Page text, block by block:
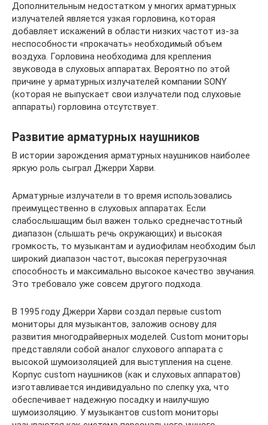
Дополнительным недостатком у многих арматурных
излучателей является узкая горловина, которая
добавляет искажений в области низких частот из-за
неспособности «прокачать» необходимый объем
воздуха. Горловина необходима для крепления
звуковода в слуховых аппаратах. Вероятно по этой
причине у арматурных излучателей компании SONY
(которая не выпускает свои излучатели под слуховые
аппараты) горловина отсутствует.
Развитие арматурных наушников
В истории зарождения арматурных наушников наиболее
яркую роль сыграл Джерри Харви.
Арматурные излучатели в то время использовались
преимущественно в слуховых аппаратах. Если
слабослышащим был важен только среднечастотный
диапазон (слышать речь окружающих) и высокая
громкость, то музыкантам и аудиофилам необходим был
широкий диапазон частот, высокая перегрузочная
способность и максимально высокое качество звучания.
Это требовало уже совсем другого подхода.
В 1995 году Джерри Харви создал первые custom
мониторы для музыкантов, заложив основу для
развития многодрайверных моделей. Custom мониторы
представляли собой аналог слухового аппарата с
высокой шумоизоляцией для выступления на сцене.
Корпус custom наушников (как и слуховых аппаратов)
изготавливается индивидуально по слепку уха, что
обеспечивает надежную посадку и наилучшую
шумоизоляцию. У музыкантов custom мониторы